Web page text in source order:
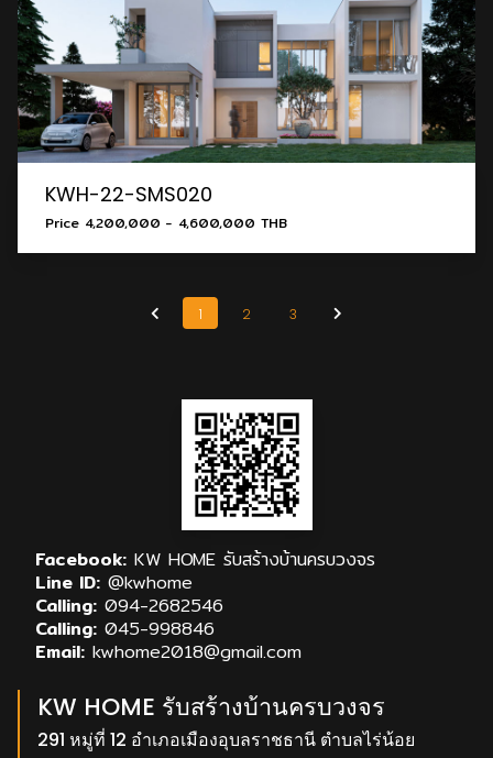
KWH-22-SMS020
Price 4,200,000 - 4,600,000 THB
1 2 3
Facebook: KW HOME รับสร้างบ้านครบวงจร
Line ID: @kwhome
Calling: 094-2682546
Calling: 045-998846
Email: kwhome2018@gmail.com
KW HOME รับสร้างบ้านครบวงจร
291 หมู่ที่ 12 อำเภอเมืองอุบลราชธานี ตำบลไร่น้อย